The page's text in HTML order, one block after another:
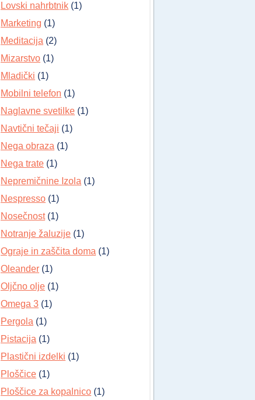
Lovski nahrbtnik (1)
Marketing (1)
Meditacija (2)
Mizarstvo (1)
Mladički (1)
Mobilni telefon (1)
Naglavne svetilke (1)
Navtični tečaji (1)
Nega obraza (1)
Nega trate (1)
Nepremičnine Izola (1)
Nespresso (1)
Nosečnost(1)
Notranje žaluzije (1)
Ograje in zaščita doma (1)
Oleander (1)
Oljčno olje (1)
Omega 3 (1)
Pergola (1)
Pistacija (1)
Plastični izdelki (1)
Ploščice (1)
Ploščice za kopalnico (1)